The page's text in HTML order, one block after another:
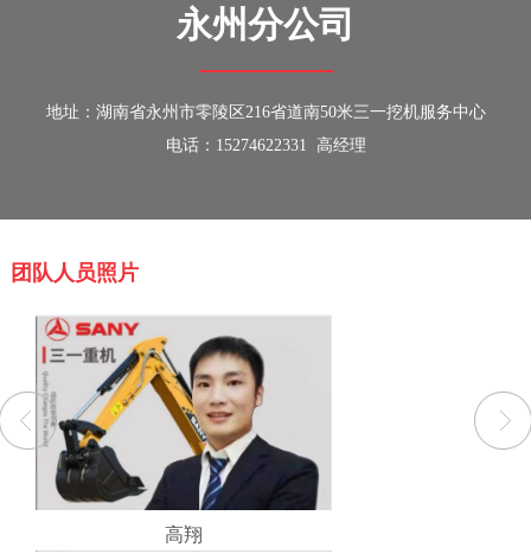
永州分公司
地址：湖南省永州市零陵区216省道南50米三一挖机服务中心
电话：15274622331 高经理
团队人员照片
高翔